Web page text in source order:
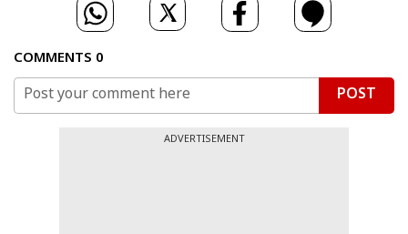
COMMENTS 0
POST
ADVERTISEMENT